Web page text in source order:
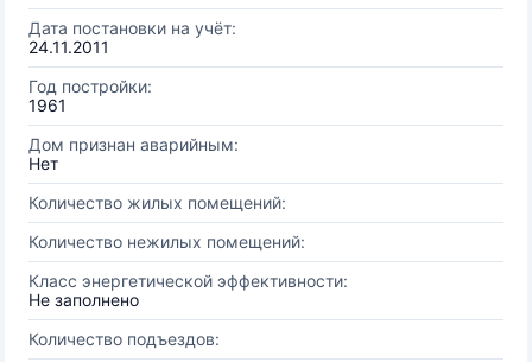
Дата постановки на учёт:
24.11.2011
Год постройки:
1961
Дом признан аварийным:
Нет
Количество жилых помещений:
Количество нежилых помещений:
Класс энергетической эффективности:
Не заполнено
Количество подъездов: